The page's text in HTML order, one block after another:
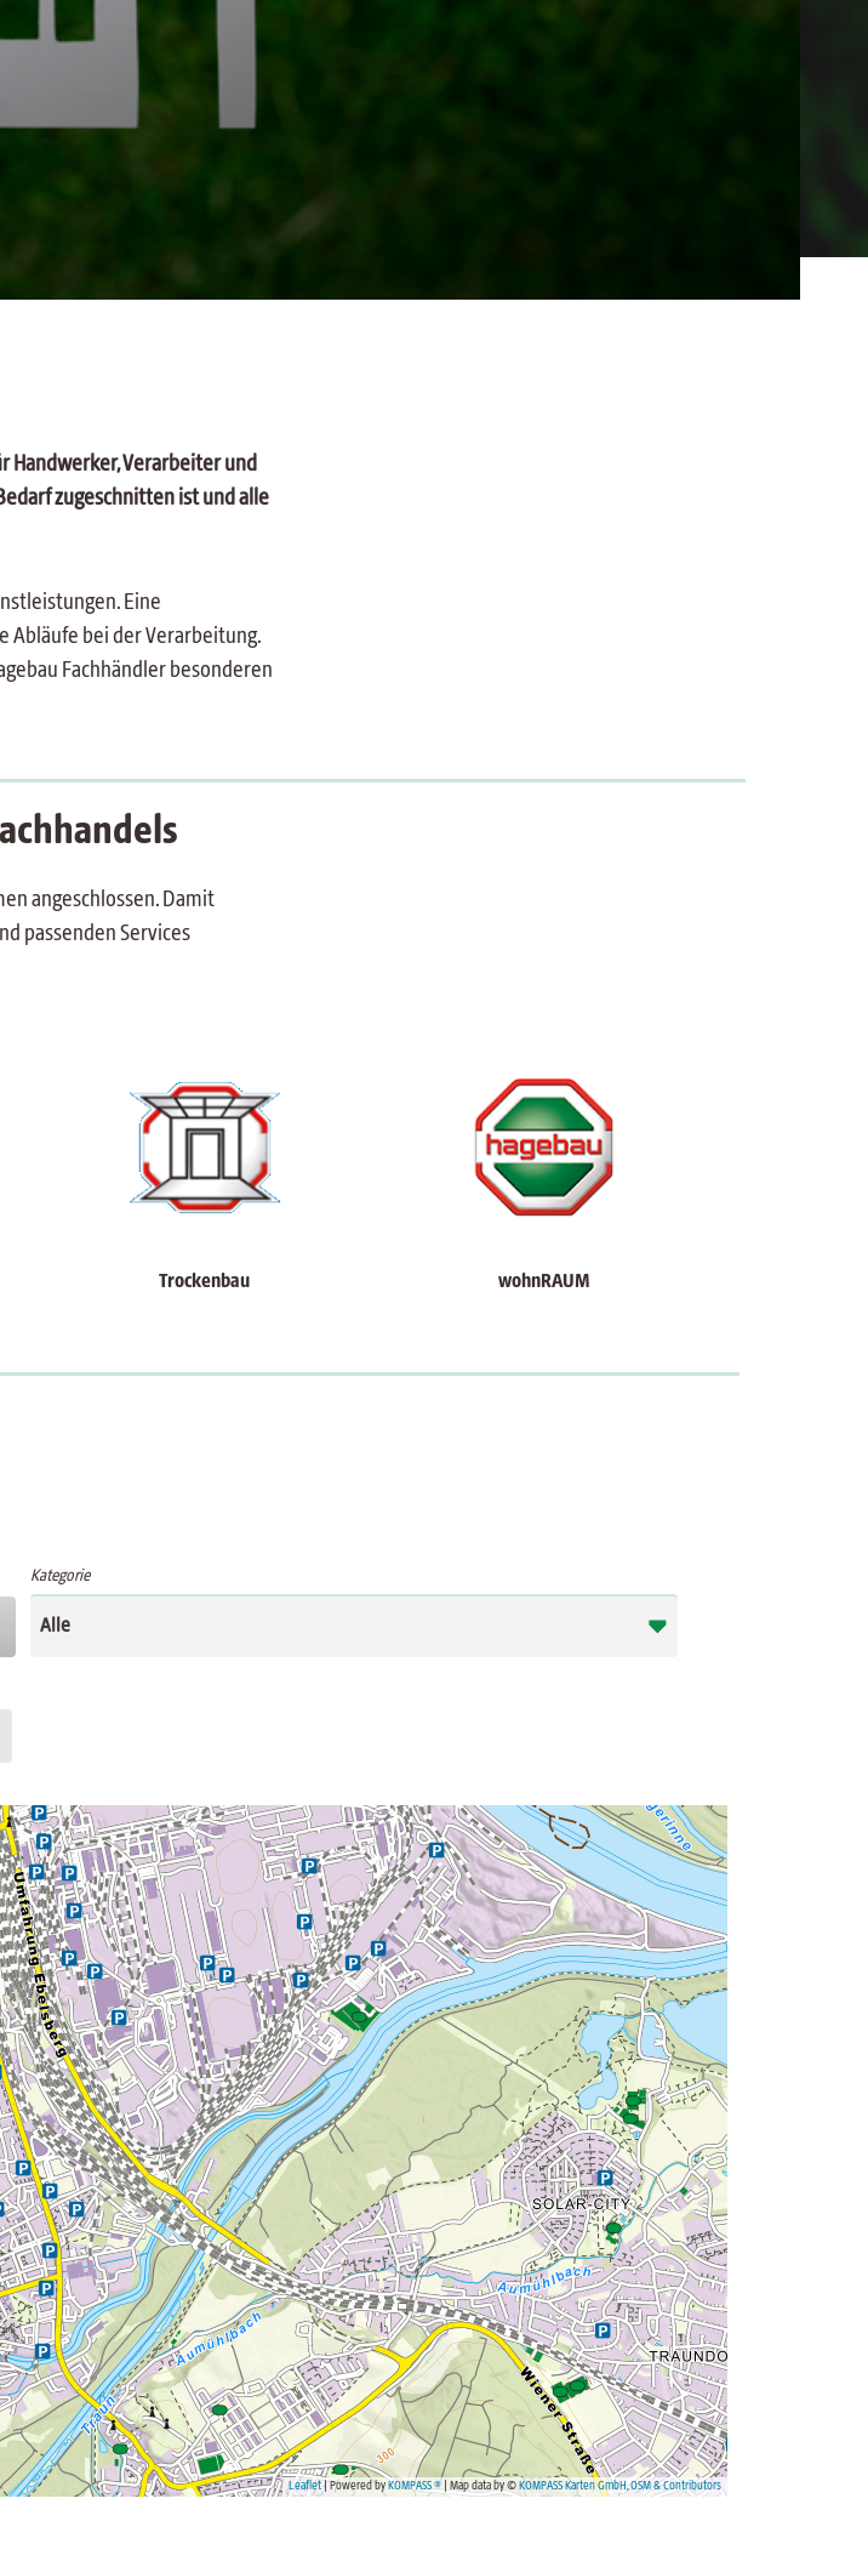
& CoKG
Handwerker, Verarbeiter und
zugeschnitten ist und alle
Eine
Abläufe bei der Verarbeitung.
Fachhändler besonderen
angeschlossen. Damit
passenden Services
Trockenbau wohnRAUM
Leaflet| Powered by KOMPASS ®| Map data by © KOMPASS Karten GmbH,OSM & Contributors
Kategorie
Alle 